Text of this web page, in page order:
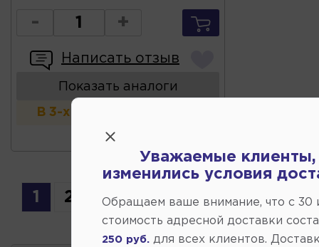
- +
Написать отзыв
Показать аналоги
В 3-х и более магазинах
1 2 3 4 5 6 7
Уважаемые клиенты,
изменились условия
Обращаем ваше внимание, что c 30
стоимость адресной доставки
250 руб. для всех клиентов.